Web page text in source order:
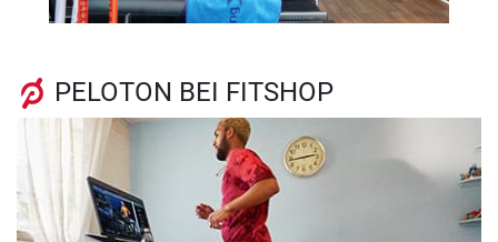
PELOTON BEI FITSHOP